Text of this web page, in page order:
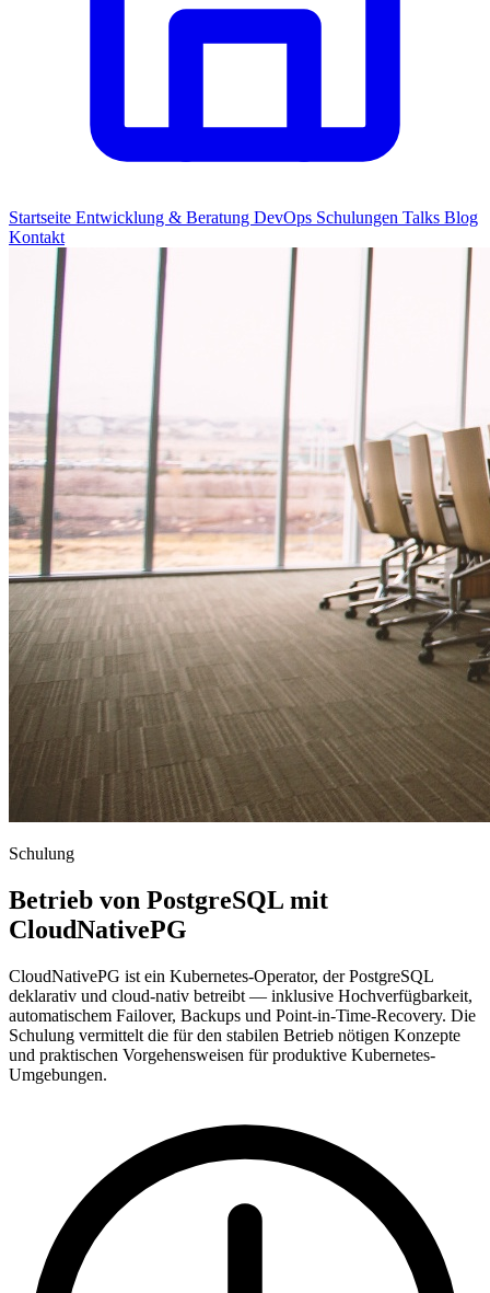
Startseite Entwicklung & Beratung DevOps Schulungen Talks Blog
Kontakt
Schulung
Betrieb von PostgreSQL mit
CloudNativePG
CloudNativePG ist ein Kubernetes-Operator, der PostgreSQL
deklarativ und cloud-nativ betreibt — inklusive Hochverfügbarkeit,
automatischem Failover, Backups und Point-in-Time-Recovery. Die
Schulung vermittelt die für den stabilen Betrieb nötigen Konzepte
und praktischen Vorgehensweisen für produktive Kubernetes-
Umgebungen.